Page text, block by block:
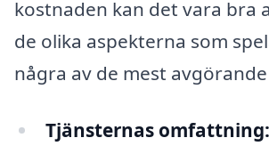
kostnaden kan det vara bra
de olika aspekterna som
några av de mest
Tjänsternas omfattning: